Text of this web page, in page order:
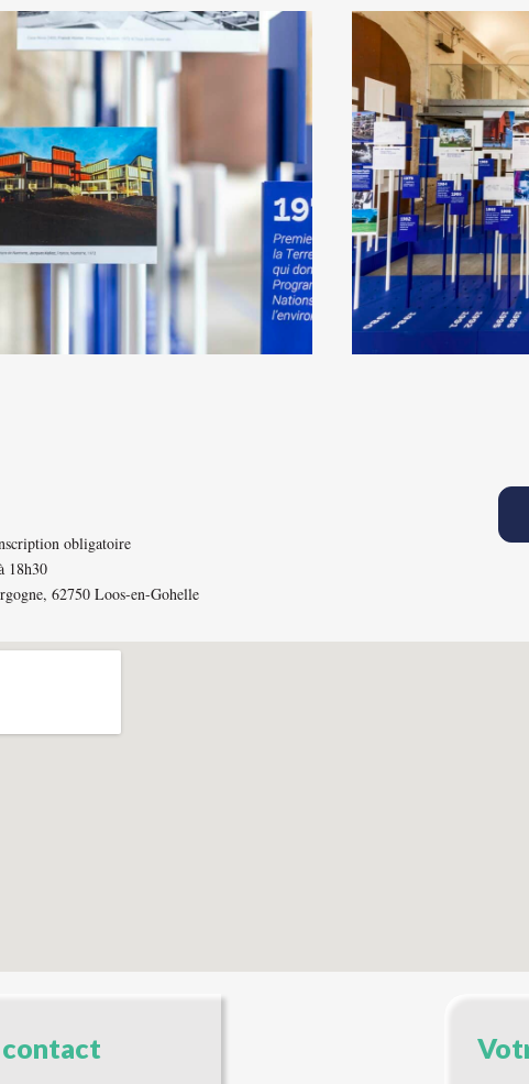
obligatoire
18h30
62750 Loos-en-Gohelle